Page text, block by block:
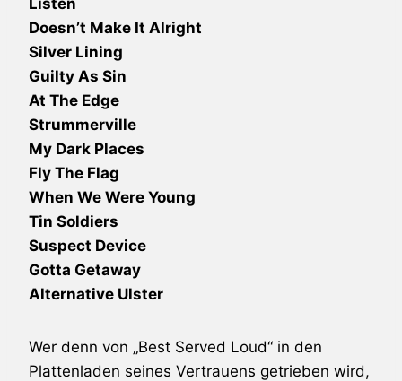
Doesn’t Make It Alright
Silver Lining
Guilty As Sin
At The Edge
Strummerville
My Dark Places
Fly The Flag
When We Were Young
Tin Soldiers
Suspect Device
Gotta Getaway
Alternative Ulster
Wer denn von „Best Served Loud“ in den
Plattenladen seines Vertrauens getrieben wird,